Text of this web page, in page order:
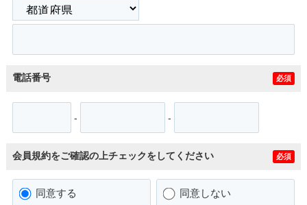
電話番号 必須
- -
会員規約をご確認の上チェックをしてください 必須
同意する 同意しない